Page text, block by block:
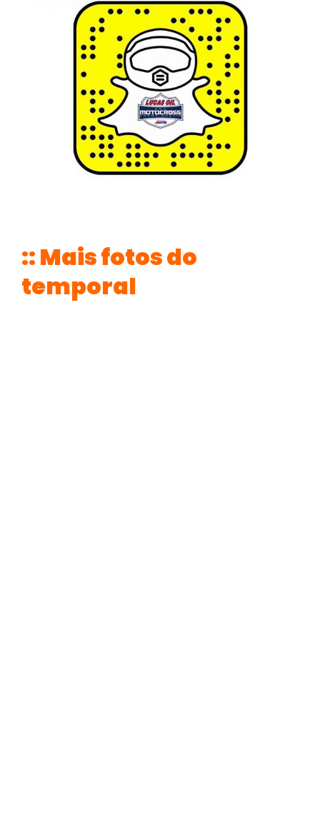
:: Mais fotos do
temporal